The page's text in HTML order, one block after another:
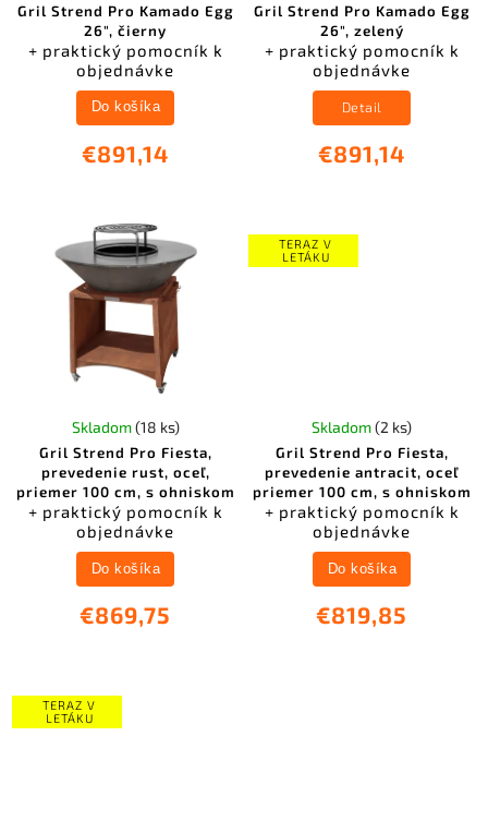
Gril Strend Pro Kamado Egg
26", čierny
+ praktický pomocník k
objednávke
€891,14
Do košíka
Gril Strend Pro Kamado Egg
26", zelený
+ praktický pomocník k
objednávke
€891,14
Detail
Gril Strend Pro Fiesta,
prevedenie rust, oceľ,
priemer 100 cm, s ohniskom
+ praktický pomocník k
objednávke
Skladom(18 ks)
€869,75
Do košíka
TERAZ V
LETÁKU
Gril Strend Pro Fiesta,
prevedenie antracit, oceľ
priemer 100 cm, s ohniskom
+ praktický pomocník k
objednávke
Skladom(2 ks)
€819,85
Do košíka
TERAZ V
LETÁKU